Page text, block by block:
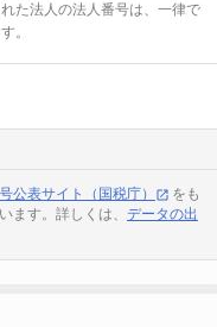
た法人の法人番号は、一律で
。
公表サイト（国税庁）
をも
ます。詳しくは、 データの出